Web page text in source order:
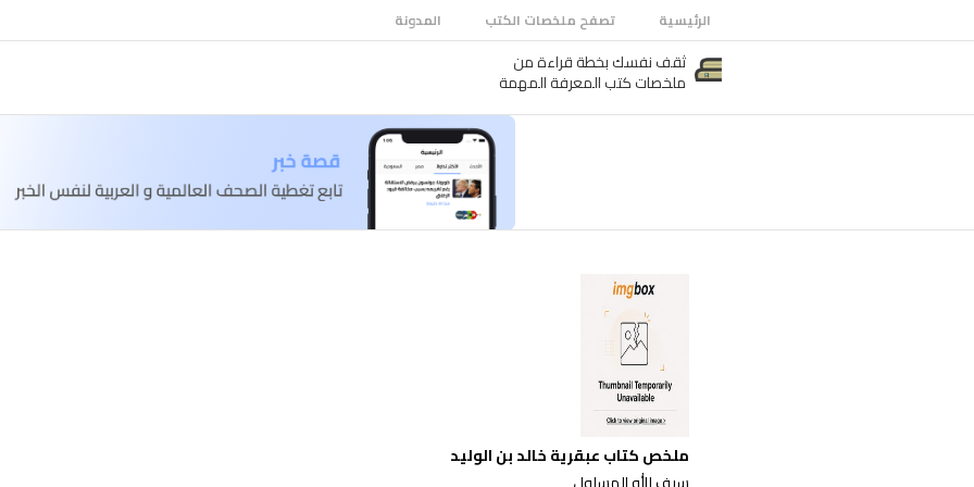
الرئيسية تصفح ملخصات الكتب المدونة
ثقف نفسك بخطة قراءة من
ملخصات كتب المعرفة المهمة
ملخص كتاب عبقرية خالد بن الوليد